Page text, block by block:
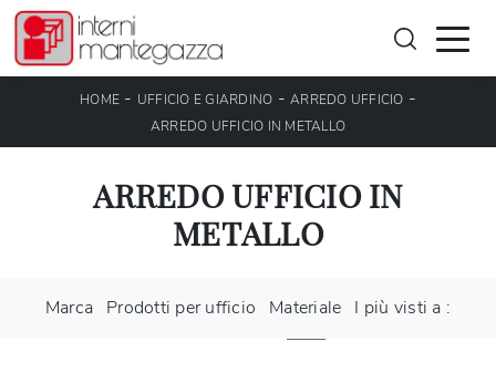
HOME - UFFICIO E GIARDINO - ARREDO UFFICIO -
ARREDO UFFICIO IN METALLO
ARREDO UFFICIO IN
METALLO
Marca Prodotti per ufficio Materiale I più visti a :